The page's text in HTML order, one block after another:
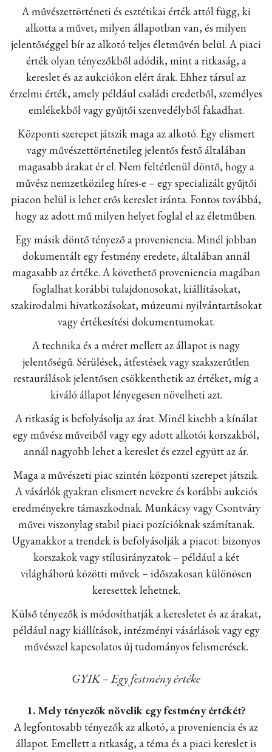
A művészettörténeti és esztétikai érték attól függ, ki
alkotta a művet, milyen állapotban van, és milyen
jelentőséggel bír az alkotó teljes életművén belül. A piaci
érték olyan tényezőkből adódik, mint a ritkaság, a
kereslet és az aukciókon elért árak. Ehhez társul az
érzelmi érték, amely például családi eredetből, személyes
emlékekből vagy gyűjtői szenvedélyből fakadhat.
Központi szerepet játszik maga az alkotó. Egy elismert
vagy művészettörténetileg jelentős festő általában
magasabb árakat ér el. Nem feltétlenül döntő, hogy a
művész nemzetközileg híres-e – egy specializált gyűjtői
piacon belül is lehet erős kereslet iránta. Fontos továbbá,
hogy az adott mű milyen helyet foglal el az életműben.
Egy másik döntő tényező a proveniencia. Minél jobban
dokumentált egy festmény eredete, általában annál
magasabb az értéke. A követhető proveniencia magában
foglalhat korábbi tulajdonosokat, kiállításokat,
szakirodalmi hivatkozásokat, múzeumi nyilvántartásokat
vagy értékesítési dokumentumokat.
A technika és a méret mellett az állapot is nagy
jelentőségű. Sérülések, átfestések vagy szakszerűtlen
restaurálások jelentősen csökkenthetik az értéket, míg a
kiváló állapot lényegesen növelheti azt.
A ritkaság is befolyásolja az árat. Minél kisebb a kínálat
egy művész műveiből vagy egy adott alkotói korszakból,
annál nagyobb lehet a kereslet és ezzel együtt az ár.
Maga a művészeti piac szintén központi szerepet játszik.
A vásárlók gyakran elismert nevekre és korábbi aukciós
eredményekre támaszkodnak. Munkácsy vagy Csontváry
művei viszonylag stabil piaci pozícióknak számítanak.
Ugyanakkor a trendek is befolyásolják a piacot: bizonyos
korszakok vagy stílusirányzatok – például a két
világháború közötti művek – időszakosan különösen
keresettek lehetnek.
Külső tényezők is módosíthatják a keresletet és az árakat,
például nagy kiállítások, intézményi vásárlások vagy egy
művésszel kapcsolatos új tudományos felismerések.
GYIK – Egy festmény értéke
1. Mely tényezők növelik egy festmény értékét?
A legfontosabb tényezők az alkotó, a proveniencia és az
állapot. Emellett a ritkaság, a téma és a piaci kereslet is